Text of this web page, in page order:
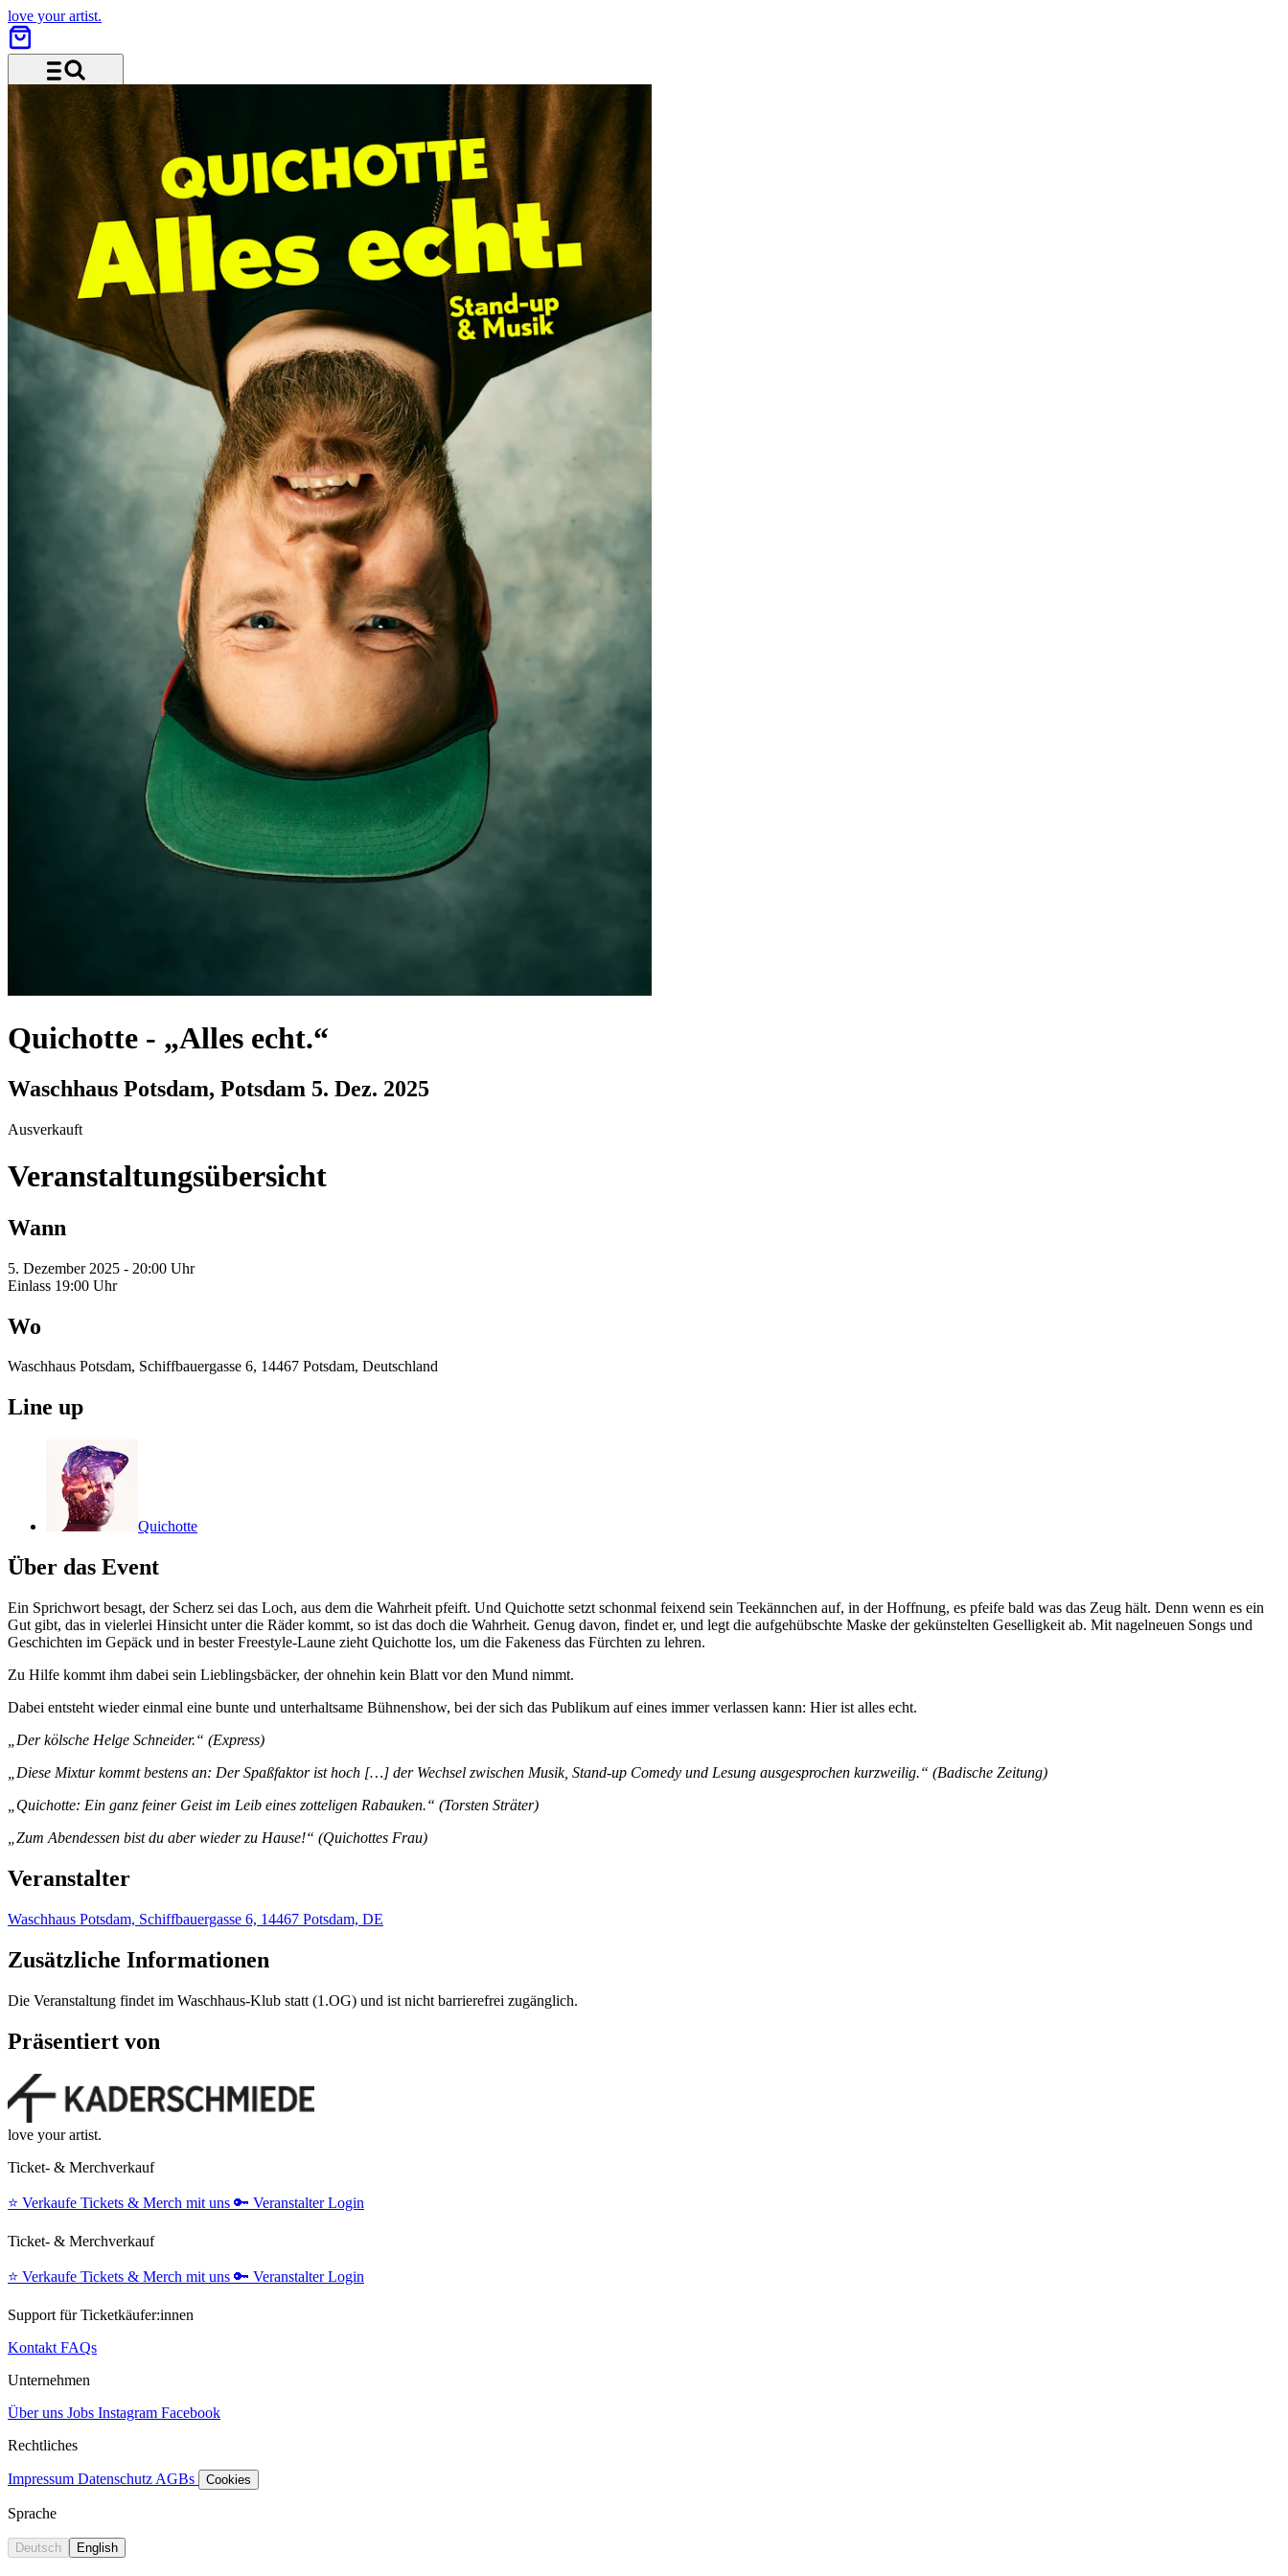
love your artist.
Menü und Suche
Quichotte - „Alles echt.“
Waschhaus Potsdam, Potsdam 5. Dez. 2025
Ausverkauft
Veranstaltungsübersicht
Wann
5. Dezember 2025 - 20:00 Uhr
Einlass 19:00 Uhr
Wo
Waschhaus Potsdam, Schiffbauergasse 6, 14467 Potsdam, Deutschland
Line up
Quichotte
Über das Event
Ein Sprichwort besagt, der Scherz sei das Loch, aus dem die Wahrheit pfeift. Und Quichotte setzt schonmal feixend sein Teekännchen auf, in der Hoffnung, es pfeife bald was das Zeug hält. Denn wenn es ein
Gut gibt, das in vielerlei Hinsicht unter die Räder kommt, so ist das doch die Wahrheit. Genug davon, findet er, und legt die aufgehübschte Maske der gekünstelten Geselligkeit ab. Mit nagelneuen Songs und
Geschichten im Gepäck und in bester Freestyle-Laune zieht Quichotte los, um die Fakeness das Fürchten zu lehren.
Zu Hilfe kommt ihm dabei sein Lieblingsbäcker, der ohnehin kein Blatt vor den Mund nimmt.
Dabei entsteht wieder einmal eine bunte und unterhaltsame Bühnenshow, bei der sich das Publikum auf eines immer verlassen kann: Hier ist alles echt.
„Der kölsche Helge Schneider.“ (Express)
„Diese Mixtur kommt bestens an: Der Spaßfaktor ist hoch […] der Wechsel zwischen Musik, Stand-up Comedy und Lesung ausgesprochen kurzweilig.“ (Badische Zeitung)
„Quichotte: Ein ganz feiner Geist im Leib eines zotteligen Rabauken.“ (Torsten Sträter)
„Zum Abendessen bist du aber wieder zu Hause!“ (Quichottes Frau)
Veranstalter
Waschhaus Potsdam, Schiffbauergasse 6, 14467 Potsdam, DE
Zusätzliche Informationen
Die Veranstaltung findet im Waschhaus-Klub statt (1.OG) und ist nicht barrierefrei zugänglich.
Präsentiert von
love your artist.
Ticket- & Merchverkauf
⭐️ Verkaufe Tickets & Merch mit uns 🔑 Veranstalter Login
Ticket- & Merchverkauf
⭐️ Verkaufe Tickets & Merch mit uns 🔑 Veranstalter Login
Support für Ticketkäufer:innen
Kontakt FAQs
Unternehmen
Über uns Jobs Instagram Facebook
Rechtliches
Impressum Datenschutz AGBs Cookies
Sprache
Deutsch English